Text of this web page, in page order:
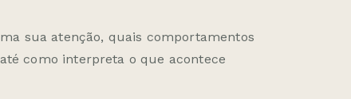
sua atenção, quais comportamentos
como interpreta o que acontece